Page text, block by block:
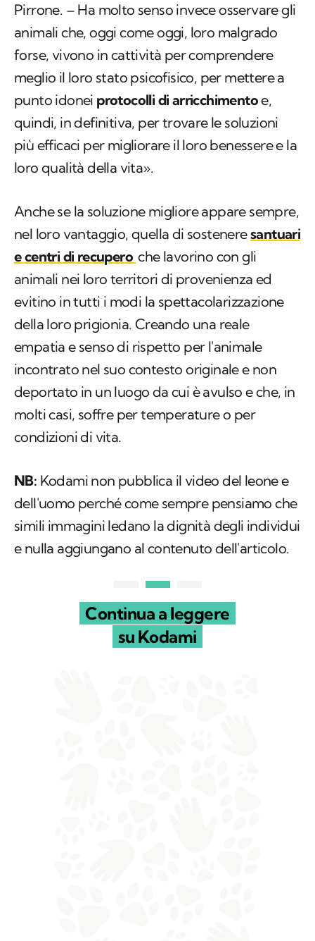
Pirrone. – Ha molto senso invece osservare gli
animali che, oggi come oggi, loro malgrado
forse, vivono in cattività per comprendere
meglio il loro stato psicofisico, per mettere a
punto idonei protocolli di arricchimentoe,
quindi, in definitiva, per trovare le soluzioni
più efficaci per migliorare il loro benessere e la
loro qualità della vita».
Anche se la soluzione migliore appare sempre,
nel loro vantaggio, quella di sosteneresantuari
e centri di recupero che lavorino con gli
animali nei loro territori di provenienza ed
evitino in tutti i modi la spettacolarizzazione
della loro prigionia. Creando una reale
empatia e senso di rispetto per l'animale
incontrato nel suo contesto originale e non
deportato in un luogo da cui è avulso e che, in
molti casi, soffre per temperature o per
condizioni di vita.
NB: Kodami non pubblica il video del leone e
dell'uomo perché come sempre pensiamo che
simili immagini ledano la dignità degli individui
e nulla aggiungano al contenuto dell'articolo.
Continua a leggere
su Kodami